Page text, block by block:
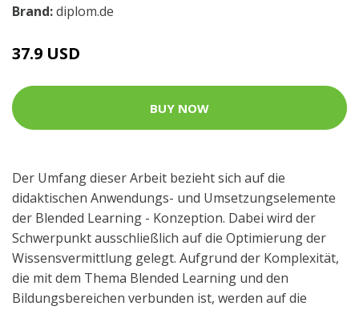
Brand:diplom.de
37.9 USD
BUY NOW
Der Umfang dieser Arbeit bezieht sich auf die
didaktischen Anwendungs- und Umsetzungselemente
der Blended Learning - Konzeption. Dabei wird der
Schwerpunkt ausschließlich auf die Optimierung der
Wissensvermittlung gelegt. Aufgrund der Komplexität,
die mit dem Thema Blended Learning und den
Bildungsbereichen verbunden ist, werden auf die